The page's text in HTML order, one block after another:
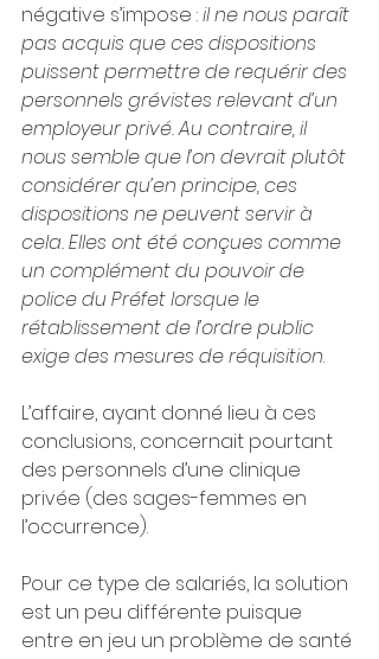
négative s’impose : il ne nous paraît
pas acquis que ces dispositions
puissent permettre de requérir des
personnels grévistes relevant d’un
employeur privé. Au contraire, il
nous semble que l’on devrait plutôt
considérer qu’en principe, ces
dispositions ne peuvent servir à
cela. Elles ont été conçues comme
un complément du pouvoir de
police du Préfet lorsque le
rétablissement de l’ordre public
exige des mesures de réquisition.
L’affaire, ayant donné lieu à ces
conclusions, concernait pourtant
des personnels d’une clinique
privée (des sages-femmes en
l’occurrence).
Pour ce type de salariés, la solution
est un peu différente puisque
entre en jeu un problème de santé